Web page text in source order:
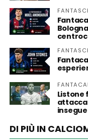
Listone
insegue
DI PIÙ IN